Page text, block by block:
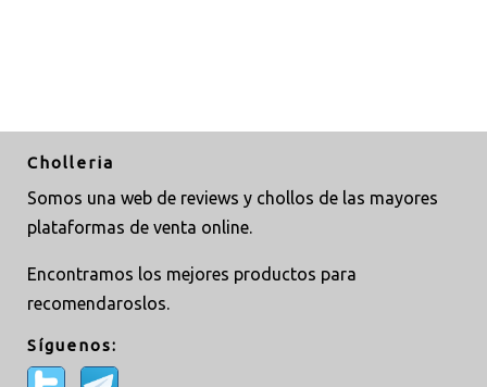
Cholleria
Somos una web de reviews y chollos de las mayores
plataformas de venta online.
Encontramos los mejores productos para
recomendaroslos.
Síguenos: